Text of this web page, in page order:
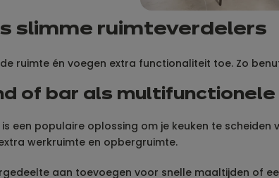
slimme ruimteverdelers
ruimte én voegen extra functionaliteit toe. Zo
of bar als
een populaire oplossing om je keuken te
werkruimte en opbergruimte.
aan toevoegen voor snelle maaltijden of